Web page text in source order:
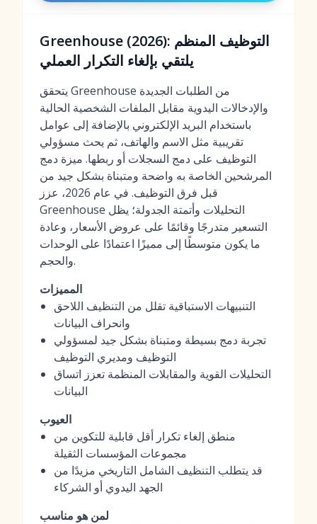
Greenhouse (2026): التوظيف المنظم
يلتقي بإلغاء التكرار العملي
يتحقق Greenhouse من الطلبات الجديدة
والإدخالات اليدوية مقابل الملفات الشخصية الحالية
باستخدام البريد الإلكتروني بالإضافة إلى عوامل
تقريبية مثل الاسم والهاتف، ثم يحث مسؤولي
التوظيف على دمج السجلات أو ربطها. ميزة دمج
المرشحين الخاصة به واضحة ومتبناة بشكل جيد من
قبل فرق التوظيف. في عام 2026، عزز
Greenhouse التحليلات وأتمتة الجدولة؛ يظل
التسعير متدرجًا وقائمًا على عروض الأسعار، وعادة
ما يكون متوسطًا إلى مميزًا اعتمادًا على الوحدات
والحجم.
المميزات
التنبيهات الاستباقية تقلل من التنظيف اللاحق
وانحراف البيانات
تجربة دمج بسيطة ومتبناة بشكل جيد لمسؤولي
التوظيف ومديري التوظيف
التحليلات القوية والمقابلات المنظمة تعزز اتساق
البيانات
العيوب
منطق إلغاء تكرار أقل قابلية للتكوين من
مجموعات المؤسسات الثقيلة
قد يتطلب التنظيف الشامل التاريخي مزيدًا من
الجهد اليدوي أو الشركاء
لمن هو مناسب